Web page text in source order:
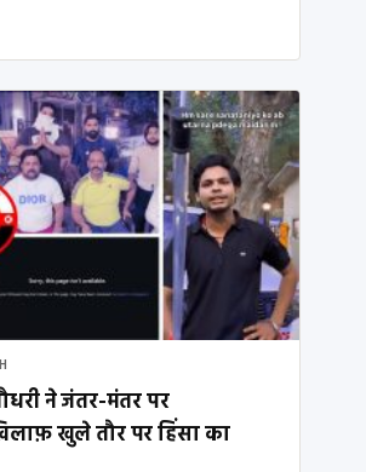
ने जंतर-मंतर पर
खुले तौर पर हिंसा का